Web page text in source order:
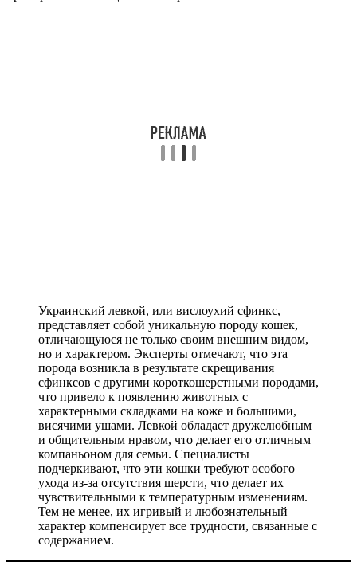
Украинский левкой, или вислоухий сфинкс,
представляет собой уникальную породу кошек,
отличающуюся не только своим внешним видом,
но и характером. Эксперты отмечают, что эта
порода возникла в результате скрещивания
сфинксов с другими короткошерстными породами,
что привело к появлению животных с
характерными складками на коже и большими,
висячими ушами. Левкой обладает дружелюбным
и общительным нравом, что делает его отличным
компаньоном для семьи. Специалисты
подчеркивают, что эти кошки требуют особого
ухода из-за отсутствия шерсти, что делает их
чувствительными к температурным изменениям.
Тем не менее, их игривый и любознательный
характер компенсирует все трудности, связанные с
содержанием.